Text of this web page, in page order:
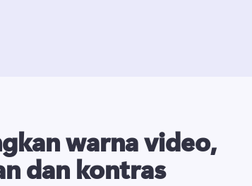
warna video,
dan kontras